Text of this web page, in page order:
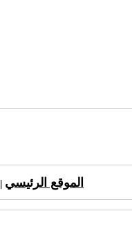
الموقع الرئيسي